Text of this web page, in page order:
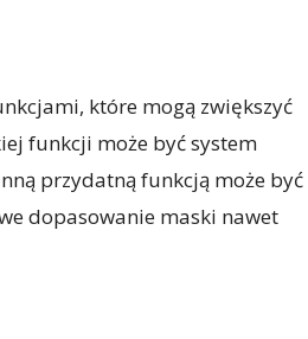
które mogą zwiększyć
funkcji może być system
przydatną funkcją może być
dopasowanie maski nawet